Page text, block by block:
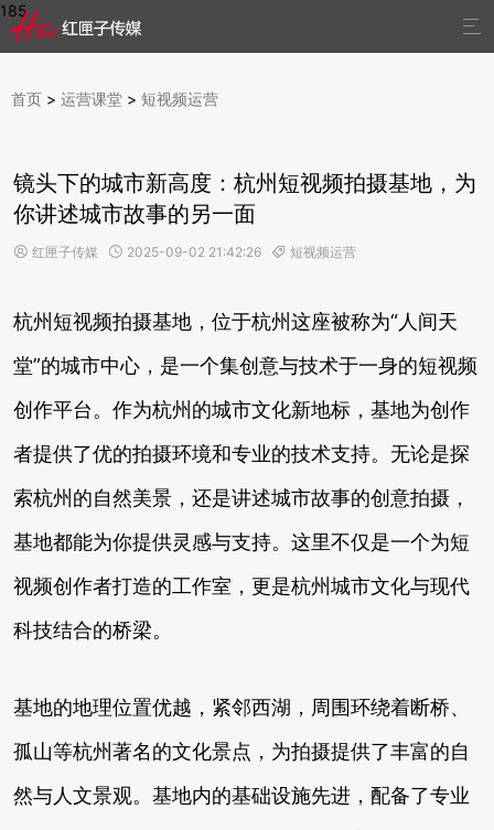
185

首页 > 运营课堂 > 短视频运营
镜头下的城市新高度：杭州短视频拍摄基地，为
你讲述城市故事的另一面
 红匣子传媒  2025-09-02 21:42:26  短视频运营
杭州短视频拍摄基地，位于杭州这座被称为“人间天
堂”的城市中心，是一个集创意与技术于一身的短视频
创作平台。作为杭州的城市文化新地标，基地为创作
者提供了优的拍摄环境和专业的技术支持。无论是探
索杭州的自然美景，还是讲述城市故事的创意拍摄，
基地都能为你提供灵感与支持。这里不仅是一个为短
视频创作者打造的工作室，更是杭州城市文化与现代
科技结合的桥梁。
基地的地理位置优越，紧邻西湖，周围环绕着断桥、
孤山等杭州著名的文化景点，为拍摄提供了丰富的自
然与人文景观。基地内的基础设施先进，配备了专业